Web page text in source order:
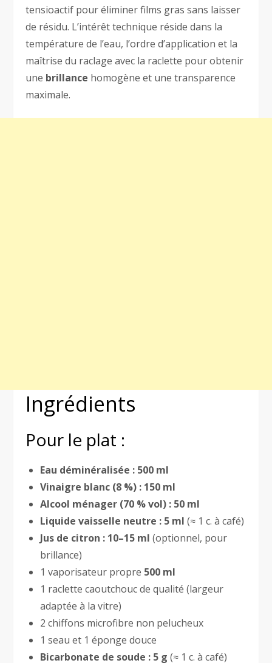
tensioactif pour éliminer films gras sans laisser
de résidu. L’intérêt technique réside dans la
température de l’eau, l’ordre d’application et la
maîtrise du raclage avec la raclette pour obtenir
une brillance homogène et une transparence
maximale.
Ingrédients
Pour le plat :
Eau déminéralisée : 500 ml
Vinaigre blanc (8 %) : 150 ml
Alcool ménager (70 % vol) : 50 ml
Liquide vaisselle neutre : 5 ml (≈ 1 c. à café)
Jus de citron : 10–15 ml (optionnel, pour
brillance)
1 vaporisateur propre 500 ml
1 raclette caoutchouc de qualité (largeur
adaptée à la vitre)
2 chiffons microfibre non pelucheux
1 seau et 1 éponge douce
Bicarbonate de soude : 5 g (≈ 1 c. à café)